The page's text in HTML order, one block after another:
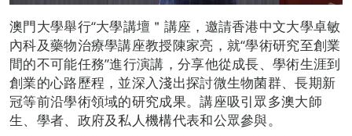
澳門大學舉行“大學講壇＂講座，邀請香港中文大學卓敏
內科及藥物治療學講座教授陳家亮，就“學術研究至創業
間的不可能任務”進行演講，分享他從成長、學術生涯到
創業的心路歷程，並深入淺出探討微生物菌群、長期新
冠等前沿學術領域的研究成果。講座吸引眾多澳大師
生、學者、政府及私人機構代表和公眾參與。